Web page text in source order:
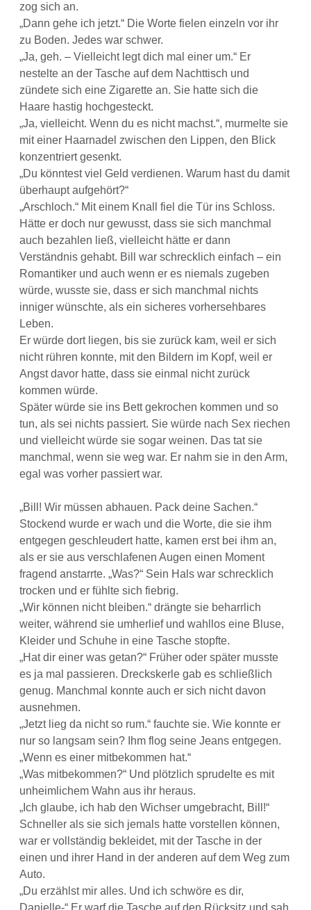
zog sich an.
„Dann gehe ich jetzt.“ Die Worte fielen einzeln vor ihr
zu Boden. Jedes war schwer.
„Ja, geh. – Vielleicht legt dich mal einer um.“ Er
nestelte an der Tasche auf dem Nachttisch und
zündete sich eine Zigarette an. Sie hatte sich die
Haare hastig hochgesteckt.
„Ja, vielleicht. Wenn du es nicht machst.“, murmelte sie
mit einer Haarnadel zwischen den Lippen, den Blick
konzentriert gesenkt.
„Du könntest viel Geld verdienen. Warum hast du damit
überhaupt aufgehört?“
„Arschloch.“ Mit einem Knall fiel die Tür ins Schloss.
Hätte er doch nur gewusst, dass sie sich manchmal
auch bezahlen ließ, vielleicht hätte er dann
Verständnis gehabt. Bill war schrecklich einfach – ein
Romantiker und auch wenn er es niemals zugeben
würde, wusste sie, dass er sich manchmal nichts
inniger wünschte, als ein sicheres vorhersehbares
Leben.
Er würde dort liegen, bis sie zurück kam, weil er sich
nicht rühren konnte, mit den Bildern im Kopf, weil er
Angst davor hatte, dass sie einmal nicht zurück
kommen würde.
Später würde sie ins Bett gekrochen kommen und so
tun, als sei nichts passiert. Sie würde nach Sex riechen
und vielleicht würde sie sogar weinen. Das tat sie
manchmal, wenn sie weg war. Er nahm sie in den Arm,
egal was vorher passiert war.
„Bill! Wir müssen abhauen. Pack deine Sachen.“
Stockend wurde er wach und die Worte, die sie ihm
entgegen geschleudert hatte, kamen erst bei ihm an,
als er sie aus verschlafenen Augen einen Moment
fragend anstarrte. „Was?“ Sein Hals war schrecklich
trocken und er fühlte sich fiebrig.
„Wir können nicht bleiben.“ drängte sie beharrlich
weiter, während sie umherlief und wahllos eine Bluse,
Kleider und Schuhe in eine Tasche stopfte.
„Hat dir einer was getan?“ Früher oder später musste
es ja mal passieren. Dreckskerle gab es schließlich
genug. Manchmal konnte auch er sich nicht davon
ausnehmen.
„Jetzt lieg da nicht so rum.“ fauchte sie. Wie konnte er
nur so langsam sein? Ihm flog seine Jeans entgegen.
„Wenn es einer mitbekommen hat.“
„Was mitbekommen?“ Und plötzlich sprudelte es mit
unheimlichem Wahn aus ihr heraus.
„Ich glaube, ich hab den Wichser umgebracht, Bill!“
Schneller als sie sich jemals hatte vorstellen können,
war er vollständig bekleidet, mit der Tasche in der
einen und ihrer Hand in der anderen auf dem Weg zum
Auto.
„Du erzählst mir alles. Und ich schwöre es dir,
Danielle-“ Er warf die Tasche auf den Rücksitz und sah